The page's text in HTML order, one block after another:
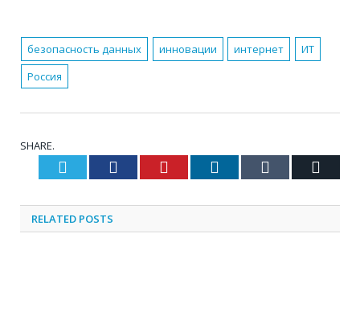
безопасность данных инновации интернет
ИТ
Россия
SHARE.
Twitter Facebook Pinterest LinkedIn Tumblr
RELATED POSTS